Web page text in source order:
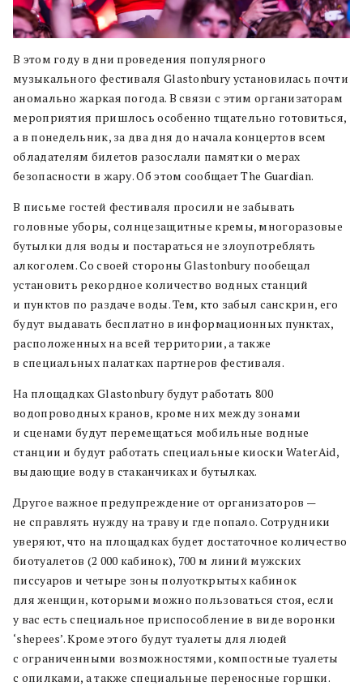
В этом году в дни проведения популярного
музыкального фестиваля Glastonbury установилась почти
аномально жаркая погода. В связи с этим организаторам
мероприятия пришлось особенно тщательно готовиться,
а в понедельник, за два дня до начала концертов всем
обладателям билетов разослали памятки о мерах
безопасности в жару. Об этом сообщает The Guardian.
В письме гостей фестиваля просили не забывать
головные уборы, солнцезащитные кремы, многоразовые
бутылки для воды и постараться не злоупотреблять
алкоголем. Со своей стороны Glastonbury пообещал
установить рекордное количество водных станций
и пунктов по раздаче воды. Тем, кто забыл санскрин, его
будут выдавать бесплатно в информационных пунктах,
расположенных на всей территории, а также
в специальных палатках партнеров фестиваля.
На площадках Glastonbury будут работать 800
водопроводных кранов, кроме них между зонами
и сценами будут перемещаться мобильные водные
станции и будут работать специальные киоски WaterAid,
выдающие воду в стаканчиках и бутылках.
Другое важное предупреждение от организаторов —
не справлять нужду на траву и где попало. Сотрудники
уверяют, что на площадках будет достаточное количество
биотуалетов (2 000 кабинок), 700 м линий мужских
писсуаров и четыре зоны полуоткрытых кабинок
для женщин, которыми можно пользоваться стоя, если
у вас есть специальное приспособление в виде воронки
‘shepees’. Кроме этого будут туалеты для людей
с ограниченными возможностями, компостные туалеты
с опилками, а также специальные переносные горшки.